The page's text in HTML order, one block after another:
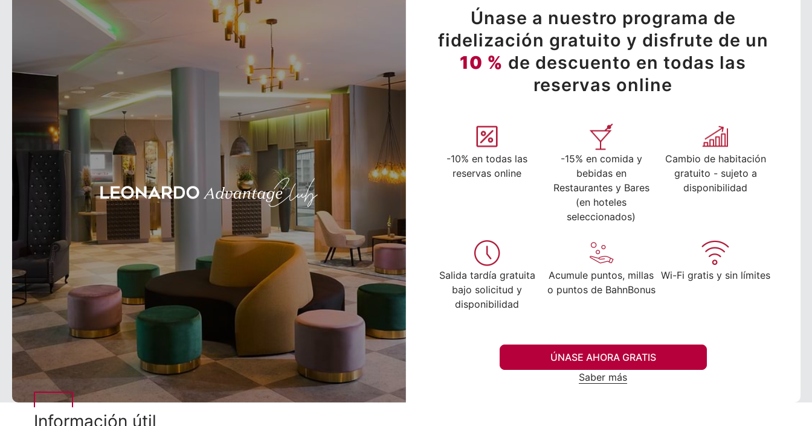
Únase a nuestro programa de
fidelización gratuito y disfrute de un
10 % de descuento en todas las
reservas online
-10% en todas las
reservas online
-15% en comida y
bebidas en
Restaurantes y Bares
(en hoteles
seleccionados)
Cambio de habitación
gratuito - sujeto a
disponibilidad
Salida tardía gratuita
bajo solicitud y
disponibilidad
Acumule puntos, millas
o puntos de BahnBonus
Wi-Fi gratis y sin límites
ÚNASE AHORA GRATIS
Saber más
Información útil